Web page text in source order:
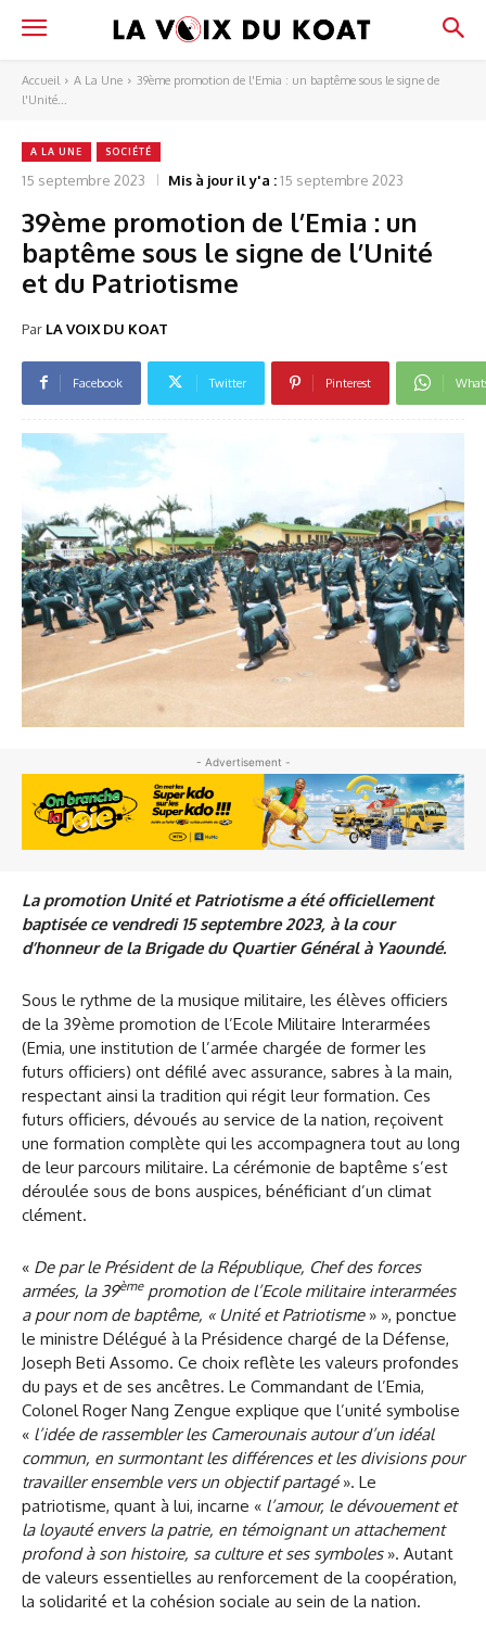
Accueil A La Une
39ème promotion de l'Emia : un baptême sous le signe de
l'Unité...
A LA UNE SOCIÉTÉ
15 septembre 2023 Mis à jour il y'a :15 septembre 2023
39ème promotion de l’Emia : un
baptême sous le signe de l’Unité
et du Patriotisme
Par LA VOIX DU KOAT
Facebook Twitter Pinterest
- Advertisement -
La promotion Unité et Patriotisme a été officiellement
baptisée ce vendredi 15 septembre 2023, à la cour
d’honneur de la Brigade du Quartier Général à Yaoundé.
Sous le rythme de la musique militaire, les élèves officiers
de la 39ème promotion de l’Ecole Militaire Interarmées
(Emia, une institution de l’armée chargée de former les
futurs officiers) ont défilé avec assurance, sabres à la main,
respectant ainsi la tradition qui régit leur formation. Ces
futurs officiers, dévoués au service de la nation, reçoivent
une formation complète qui les accompagnera tout au long
de leur parcours militaire. La cérémonie de baptême s’est
déroulée sous de bons auspices, bénéficiant d’un climat
clément.
« De par le Président de la République, Chef des forces
armées, la 39èmepromotion de l’Ecole militaire interarmées
a pour nom de baptême, « Unité et Patriotisme» », ponctue
le ministre Délégué à la Présidence chargé de la Défense,
Joseph Beti Assomo. Ce choix reflète les valeurs profondes
du pays et de ses ancêtres. Le Commandant de l’Emia,
Colonel Roger Nang Zengue explique que l’unité symbolise
« l’idée de rassembler les Camerounais autour d’un idéal
commun, en surmontant les différences et les divisions pour
travailler ensemble vers un objectif partagé». Le
patriotisme, quant à lui, incarne « l’amour, le dévouement et
la loyauté envers la patrie, en témoignant un attachement
profond à son histoire, sa culture et ses symboles». Autant
de valeurs essentielles au renforcement de la coopération,
la solidarité et la cohésion sociale au sein de la nation.